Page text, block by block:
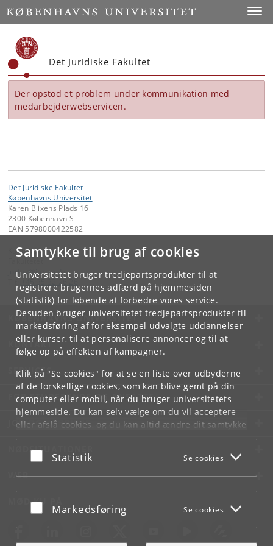
Samtykke til brug af cookies
Universitetet bruger tredjepartsprodukter til at
registrere brugernes adfærd på hjemmesiden
(statistik) for løbende at forbedre vores service.
Desuden bruger universitetet tredjepartsprodukter til
markedsføring af for eksempel udvalgte uddannelser
eller kurser, til at personalisere annoncer og til at
følge op på effekten af kampagner.
Klik på "Se cookies" for at se en liste over udbyderne
af de forskellige cookies, som kan blive gemt på din
computer eller mobil, når du bruger universitetets
hjemmeside. Du kan selv vælge om du vil acceptere
eller afslå cookies, og du kan altid ændre dit samtykke
underCookie- og privatlivspolitiksom du finder i
bunden af hver side.
Acceptér eller afslå
Statistik Se cookies
Acceptér eller afslå
Markedsføring Se cookies
Start
Det Juridiske Fakultet
Der opstod et problem under kommunikation med
medarbejderwebservicen.
Det Juridiske Fakultet
Københavns Universitet
Karen Blixens Plads 16
2300 København S
EAN 5798000422582
Kontakt:
jurfak @jur.ku.dk
KØBENHAVNS UNIVERSITET
KONTAKT
SERVICES
FOR STUDERENDE OG ANSATTE
JOB OG KARRIERE
NØDSITUATIONER
WEB
MØD KU PÅ